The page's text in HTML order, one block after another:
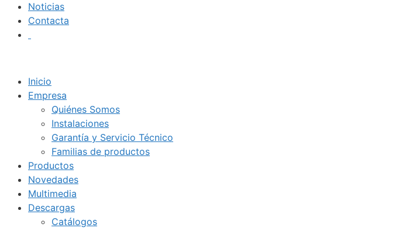
Noticias
Contacta
Inicio
Empresa
Quiénes Somos
Instalaciones
Garantía y Servicio Técnico
Familias de productos
Productos
Novedades
Multimedia
Descargas
Catálogos